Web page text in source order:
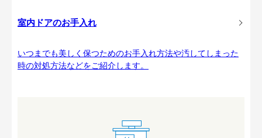
室内ドアのお手入れ
いつまでも美しく保つためのお手入れ方法や汚してしまった
時の対処方法などをご紹介します。